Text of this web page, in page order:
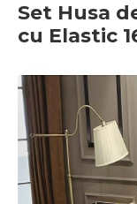
Set Husa
cu Elastic